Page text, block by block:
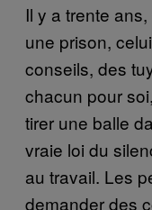
Il y a trente
une prison,
conseils, des
chacun pour
tirer une balle
vraie loi du
au travail. Les
demander des